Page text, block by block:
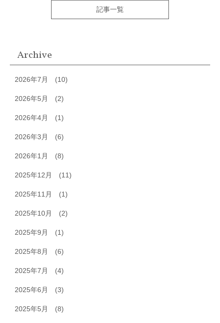
記事一覧
Archive
2026年7月 (10)
2026年5月 (2)
2026年4月 (1)
2026年3月 (6)
2026年1月 (8)
2025年12月 (11)
2025年11月 (1)
2025年10月 (2)
2025年9月 (1)
2025年8月 (6)
2025年7月 (4)
2025年6月 (3)
2025年5月 (8)